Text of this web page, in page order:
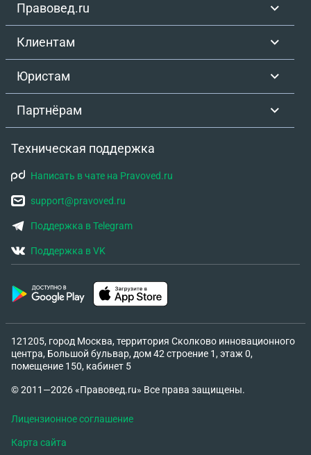
Правовед.ru
Клиентам
Юристам
Партнёрам
Техническая поддержка
Написать в чате на Pravoved.ru
support@pravoved.ru
Поддержка в Telegram
Поддержка в VK
121205, город Москва, территория Сколково инновационного
центра, Большой бульвар, дом 42 строение 1, этаж 0,
помещение 150, кабинет 5
© 2011—2026 «Правовед.ru» Все права защищены.
Лицензионное соглашение
Карта сайта